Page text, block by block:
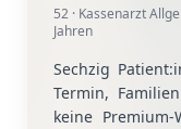
52 · Kassenarzt
Jahren
Sechzig
Termin,
keine